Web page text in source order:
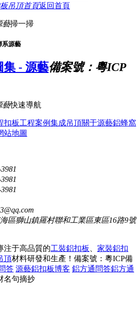
返回首頁
掃一掃
系源藝
備案號：粵ICP
快速導航
扣板工程案例集成吊頂關于源藝鋁蜂窩
站地圖
區獅山鎮羅村聯和工業區東區16路9號
注于高品質的工裝鋁扣板
家裝鋁扣
頂材料研發和生產！ 備案號：粵ICP備
答 源藝鋁扣板博客 鋁方通問答鋁方通
名句摘抄